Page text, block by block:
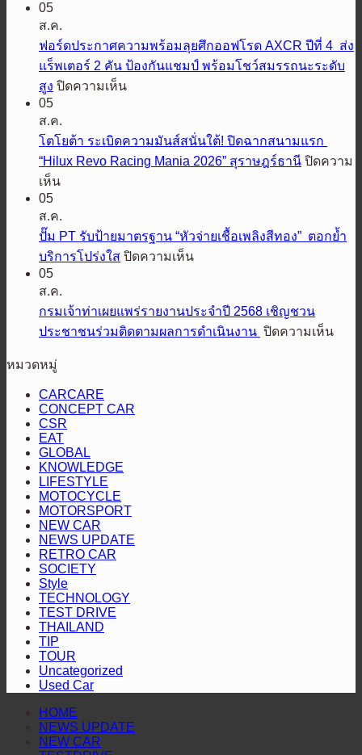
ซู
บิชิ
มอ
เต
เตรียม
ปล่อย
สมรรถนะ
พิชิต
ทุก
ทาง
เอ
ส
สาย
ลุย“ออล-
นิว
มิต
ซู
บิชิ
ปา
เจโร”
05
ส.ค.
ฟอร์ดประกาศความพร้อมลุยศึกออฟโรด AXCR ปีที่ 4 ส่ง
แร็พเตอร์ 2 คัน ป้องกันแชมป์ พร้อมโชว์สมรรถนะระดับ
สูง ปิดความเห็นบน
ประกาศ
ความ
ออฟ
ที่
4
2
โชว์
สมรรถนะ
05
ส.ค.
โตโยต้า ระเบิดความมันส์สนั่นใต้! ปิดฉากสนามแรก
“Hilux Revo Racing Mania 2026” สุราษฎร์ธานี ปิดความ
เห็นบน
โย
ต้า
ระเบิด
มันส์
สนั่น
ใต้!
แรก
“Hilux
Revo
Racing
Mania
2026”
สุราษฎร์ธานี
05
ส.ค.
ปั๊ม PT รับป้ายมาตรฐาน “หัวจ่ายเชื้อเพลิงสีทอง” ตอกย้ำ
บริการโปร่งใส ปิดความเห็นบน
รับ
ป้าย
05
ส.ค.
กรมเจ้าท่าเผยแพร่รายงานประจำปี 2568 เชิญชวน
ประชาชนร่วมติดตามผลการดำเนินงาน ปิดความเห็นบน
หมวดหมู่
CARCARE
CONCEPT CAR
CSR
EAT
GLOBAL
KNOWLEDGE
LIFESTYLE
MOTOCYCLE
MOTORSPORT
NEW CAR
NEWS UPDATE
RETRO CAR
SOCIETY
Style
TECHNOLOGY
TEST DRIVE
THAILAND
TIP
TOUR
Uncategorized
Used Car
HOME
NEWS UPDATE
NEW CAR